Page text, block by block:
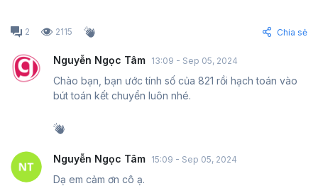
2 2115 Chia sẻ
Nguyễn Ngọc Tâm 13:09 - Sep 05, 2024
Chào bạn, bạn ước tính số của 821 rồi hạch toán vào
bút toán kết chuyển luôn nhé.
Nguyễn Ngọc Tâm 15:09 - Sep 05, 2024
Dạ em cảm ơn cô ạ.